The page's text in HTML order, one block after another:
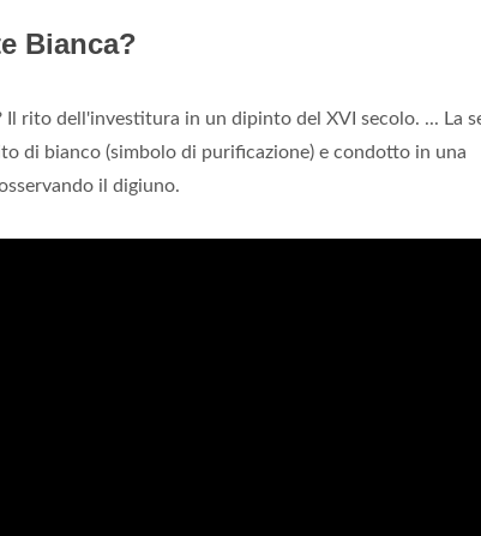
Bianca?
Il rito dell'investitura in un dipinto del XVI secolo. ... La
di bianco (simbolo di purificazione) e condotto in una
il digiuno.